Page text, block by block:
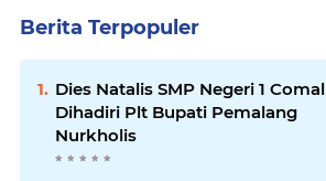
Berita Terpopuler
Dies Natalis SMP Negeri 1 Comal
Dihadiri Plt Bupati Pemalang
Nurkholis